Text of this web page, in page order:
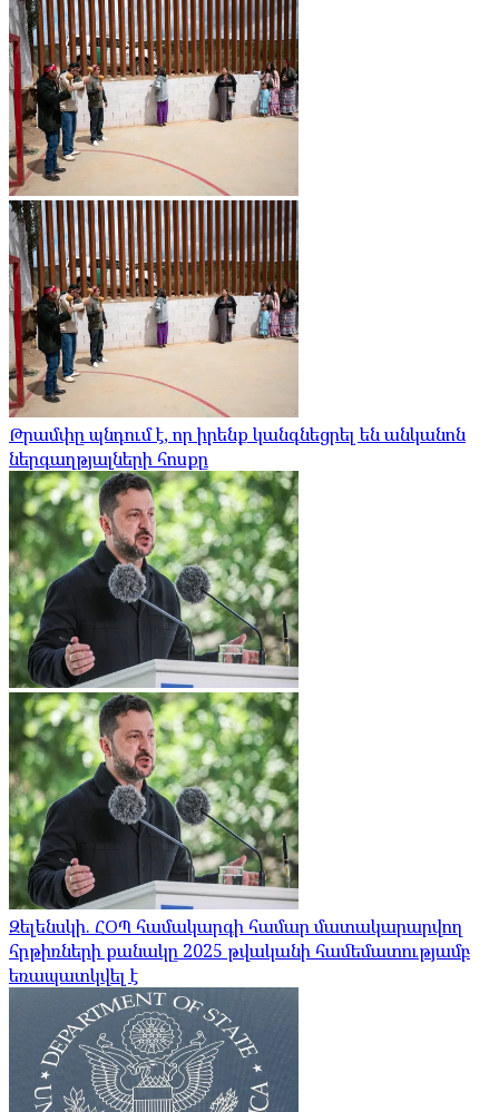
Թրամփը պնդում է, որ իրենք կանգնեցրել են անկանոն
ներգաղթյալների հոսքը
Զելենսկի. ՀՕՊ համակարգի համար մատակարարվող
հրթիռների քանակը 2025 թվականի համեմատությամբ
եռապատկվել է